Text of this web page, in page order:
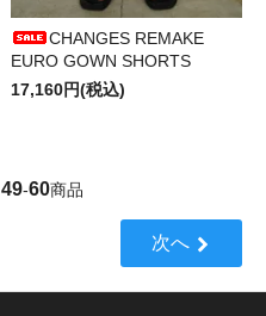
CHANGES REMAKE
EURO GOWN SHORTS
17,160円(税込)
49-60商品
次へ